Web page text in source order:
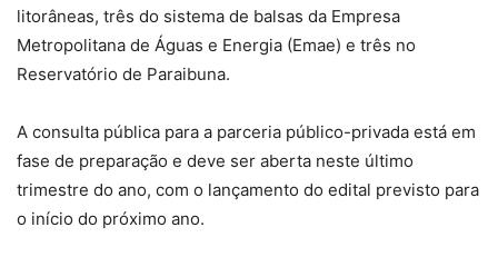
litorâneas, três do sistema de balsas da Empresa
Metropolitana de Águas e Energia (Emae) e três no
Reservatório de Paraibuna.
A consulta pública para a parceria público-privada está em
fase de preparação e deve ser aberta neste último
trimestre do ano, com o lançamento do edital previsto para
o início do próximo ano.